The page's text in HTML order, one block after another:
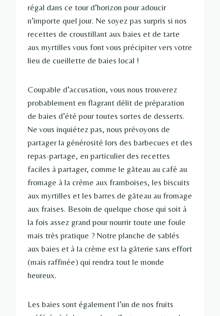
régal dans ce tour d’horizon pour adoucir
n’importe quel jour. Ne soyez pas surpris si nos
recettes de croustillant aux baies et de tarte
aux myrtilles vous font vous précipiter vers votre
lieu de cueillette de baies local !
Coupable d’accusation, vous nous trouverez
probablement en flagrant délit de préparation
de baies d’été pour toutes sortes de desserts.
Ne vous inquiétez pas, nous prévoyons de
partager la générosité lors des barbecues et des
repas-partage, en particulier des recettes
faciles à partager, comme le gâteau au café au
fromage à la crème aux framboises, les biscuits
aux myrtilles et les barres de gâteau au fromage
aux fraises. Besoin de quelque chose qui soit à
la fois assez grand pour nourrir toute une foule
mais très pratique ? Notre planche de sablés
aux baies et à la crème est la gâterie sans effort
(mais raffinée) qui rendra tout le monde
heureux.
Les baies sont également l’un de nos fruits